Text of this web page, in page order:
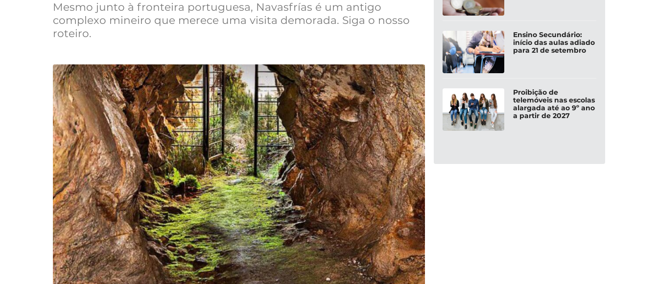
Mesmo junto à fronteira portuguesa, Navasfrías é um antigo
complexo mineiro que merece uma visita demorada. Siga o nosso
roteiro.
Ensino Secundário:
início das aulas adiado
para 21 de setembro
Proibição de
telemóveis nas escolas
alargada até ao 9º ano
a partir de 2027